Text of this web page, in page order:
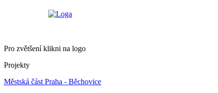
Pro zvětšení klikni na logo
Projekty
Městská část Praha - Běchovice